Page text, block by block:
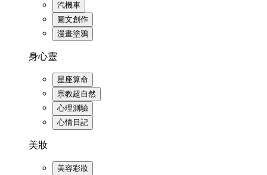
汽機車
圖文創作
漫畫塗鴉
身心靈
星座算命
宗教超自然
心理測驗
心情日記
美妝
美容彩妝